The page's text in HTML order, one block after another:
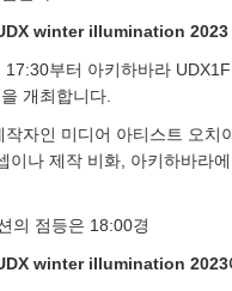
winter illumination 2023
17:30부터 아키하바라
개최합니다.
작자인 미디어 아티스트 오치
이나 제작 비화, 아키하바라
의 점등은 18:00경
winter illumination 2023